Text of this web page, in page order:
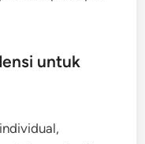
untuk